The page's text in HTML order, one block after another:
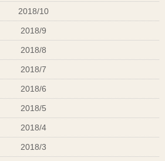
2018/10
2018/9
2018/8
2018/7
2018/6
2018/5
2018/4
2018/3